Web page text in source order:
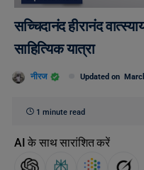
सच्चिदानंद हीरानंद
साहित्यिक यात्रा
नीरज Updated on
1 minute read
AI के साथ सारांशित करें